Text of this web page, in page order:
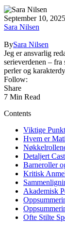
September 10,
Sara Nilsen
BySara Nilsen
Jeg er ansvarlig
serieverdenen –
perler og
Follow:
Share
7 Min Read
Contents
Viktige
Hvem er
Detaljert
Barneroller
Kritisk
Akademisk
Ofte Stilte